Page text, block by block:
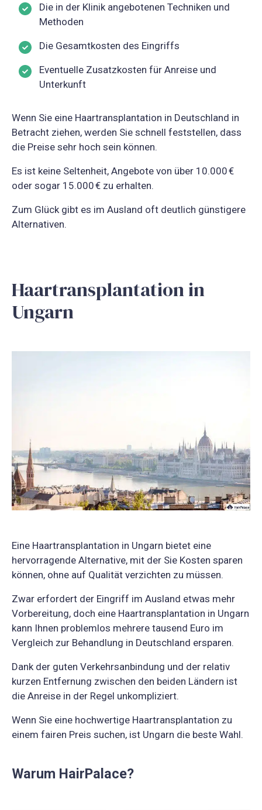
Die in der Klinik angebotenen Techniken und
Methoden
Die Gesamtkosten des Eingriffs
Eventuelle Zusatzkosten für Anreise und
Unterkunft
Wenn Sie eine Haartransplantation in Deutschland in
Betracht ziehen, werden Sie schnell feststellen, dass
die Preise sehr hoch sein können.
Es ist keine Seltenheit, Angebote von über 10.000 €
oder sogar 15.000 € zu erhalten.
Zum Glück gibt es im Ausland oft deutlich günstigere
Alternativen.
Haartransplantation in
Ungarn
Eine Haartransplantation in Ungarn bietet eine
hervorragende Alternative, mit der Sie Kosten sparen
können, ohne auf Qualität verzichten zu müssen.
Zwar erfordert der Eingriff im Ausland etwas mehr
Vorbereitung, doch eine Haartransplantation in Ungarn
kann Ihnen problemlos mehrere tausend Euro im
Vergleich zur Behandlung in Deutschland ersparen.
Dank der guten Verkehrsanbindung und der relativ
kurzen Entfernung zwischen den beiden Ländern ist
die Anreise in der Regel unkompliziert.
Wenn Sie eine hochwertige Haartransplantation zu
einem fairen Preis suchen, ist Ungarn die beste Wahl.
Warum HairPalace?